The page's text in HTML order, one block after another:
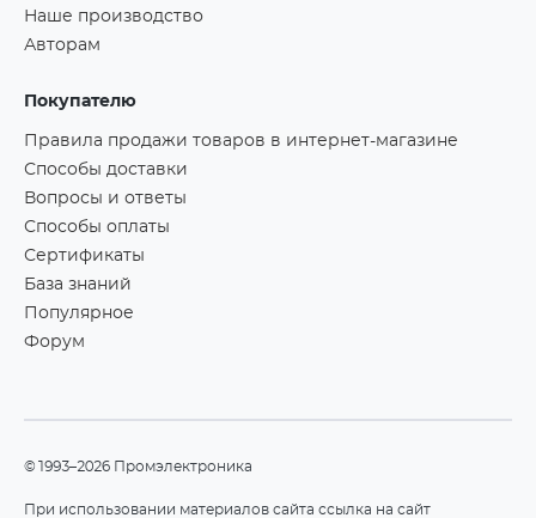
Наше производство
Авторам
Покупателю
Правила продажи товаров в интернет-магазине
Способы доставки
Вопросы и ответы
Способы оплаты
Сертификаты
База знаний
Популярное
Форум
©1993–2026 Промэлектроника
При использовании материалов сайта ссылка на сайт